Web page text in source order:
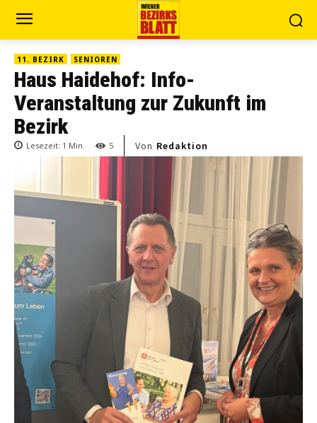
11. BEZIRK SENIOREN
Haus Haidehof: Info-
Veranstaltung zur Zukunft im
Bezirk
Lesezeit: 1 Min. 5 Von Redaktion